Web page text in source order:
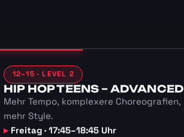
12–15 · LEVEL 2
HIP HOP TEENS – ADVANCED
Mehr Tempo, komplexere Choreografien,
mehr Style.
Freitag · 17:45–18:45 Uhr